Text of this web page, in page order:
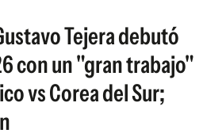
Tejera debutó
con un "gran trabajo"
vs Corea del Sur;